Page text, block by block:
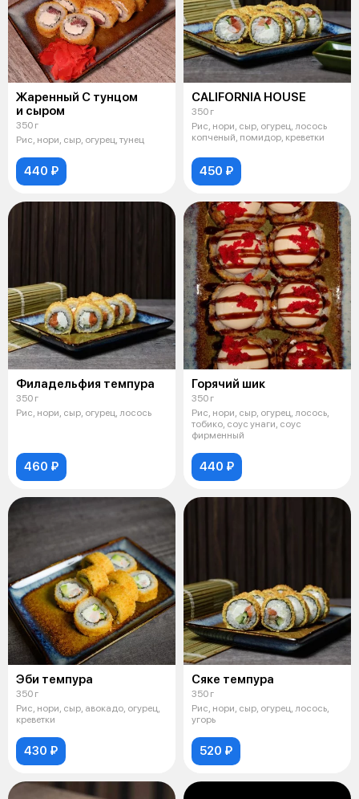
Жаренный С тунцом
и сыром
350 г
Рис, нори, сыр, огурец, тунец
440 ₽
CALIFORNIA HOUSE
350 г
Рис, нори, сыр, огурец, лосось
копченый, помидор, креветки
450 ₽
Филадельфия темпура
350 г
Рис, нори, сыр, огурец, лосось
460 ₽
Горячий шик
350 г
Рис, нори, сыр, огурец, лосось,
тобико, соус унаги, соус
фирменный
440 ₽
Эби темпура
350 г
Рис, нори, сыр, авокадо, огурец,
креветки
430 ₽
Сяке темпура
350 г
Рис, нори, сыр, огурец, лосось,
угорь
520 ₽